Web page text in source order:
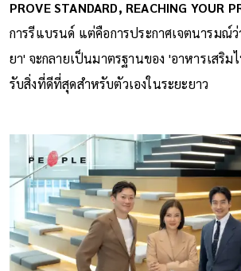
PROVE STANDARD, REACHING YOUR
การรีแบรนด์ แต่คือการประกาศเจตนารมณ์
ยา' จะกลายเป็นมาตรฐานของ 'อาหารเสริ
รับสิ่งที่ดีที่สุดสำหรับตัวเองในระยะยาว